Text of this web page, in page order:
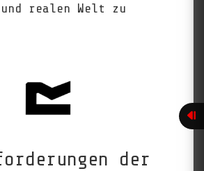
realen Welt zu
der